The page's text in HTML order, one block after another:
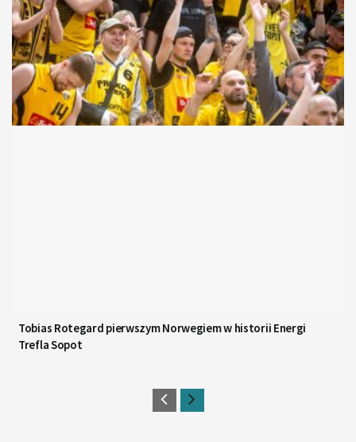
Tobias Rotegard pierwszym Norwegiem w historii Energi
Trefla Sopot